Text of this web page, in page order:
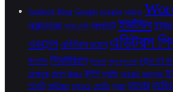
Android Blog Google plugin video
অ্যান্ড্রয়েড আইএসপি আপডেট ইউটিউব
এডসেন্স এডিটরস চয়েস এডিটরস
জিমেইল টিউটোরিয়াল ট্যাবলেট নতুন ব্লগ শুরু ফাইন্ড মাই
ফেসবুক ফোন বিজ্ঞান ব্লগ ব্লগিং ভাইরাস মঙ্গলগ্রহ
শাওমি স্মার্টফোন হুয়াওয়ে হোস্টিং হ্যাক হ্যাকার হ্যাকিং